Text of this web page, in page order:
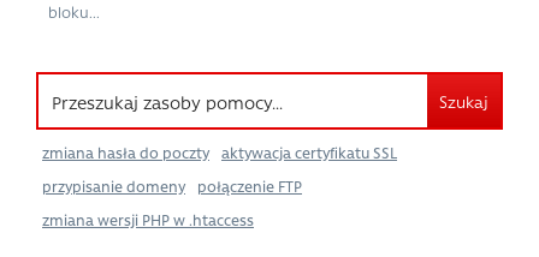
bloku...
Szukaj
zmiana hasła do poczty
aktywacja certyfikatu SSL
przypisanie domeny
połączenie FTP
zmiana wersji PHP w .htaccess